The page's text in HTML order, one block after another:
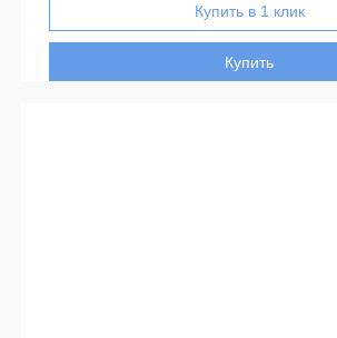
Купить